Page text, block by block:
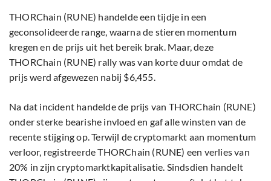
THORChain (RUNE) handelde een tijdje in een
geconsolideerde range, waarna de stieren momentum
kregen en de prijs uit het bereik brak. Maar, deze
THORChain (RUNE) rally was van korte duur omdat de
prijs werd afgewezen nabij $6,455.
Na dat incident handelde de prijs van THORChain (RUNE)
onder sterke bearishe invloed en gaf alle winsten van de
recente stijging op. Terwijl de cryptomarkt aan momentum
verloor, registreerde THORChain (RUNE) een verlies van
20% in zijn cryptomarktkapitalisatie. Sindsdien handelt